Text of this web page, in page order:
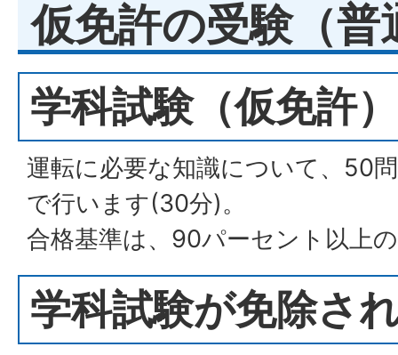
仮免許の受験（普
学科試験（仮免許）
運転に必要な知識について、50
で行います(30分)。
合格基準は、90パーセント以上
学科試験が免除さ